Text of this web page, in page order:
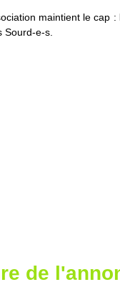
maintient le
Sourd-e-s.
de